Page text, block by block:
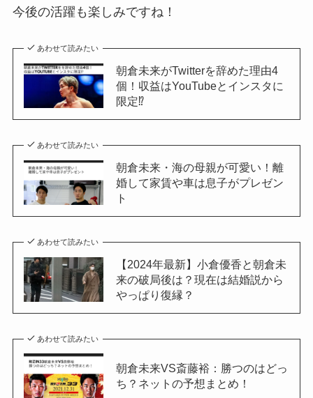
今後の活躍も楽しみですね！
あわせて読みたい
朝倉未来がTwitterを辞めた理由4
個！収益はYouTubeとインスタに
限定⁉
あわせて読みたい
朝倉未来・海の母親が可愛い！離
婚して家賃や車は息子がプレゼン
ト
あわせて読みたい
【2024年最新】小倉優香と朝倉未
来の破局後は？現在は結婚説から
やっぱり復縁？
あわせて読みたい
朝倉未来VS斎藤裕：勝つのはどっ
ち？ネットの予想まとめ！